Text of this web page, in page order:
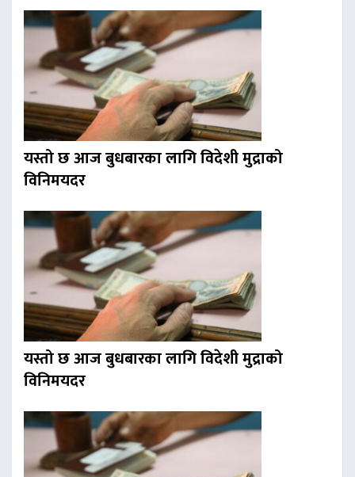
यस्तो छ आज बुधबारका लागि विदेशी मुद्राको
विनिमयदर
यस्तो छ आज बुधबारका लागि विदेशी मुद्राको
विनिमयदर